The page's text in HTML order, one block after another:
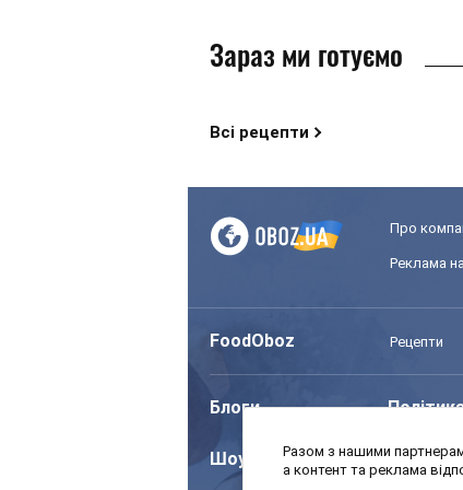
Зараз ми готуємо
Всі рецепти
Про
Реклама
FoodOboz Рецепти
Блоги
Шоу Спорт
Разом з нашими
а контент та реклама